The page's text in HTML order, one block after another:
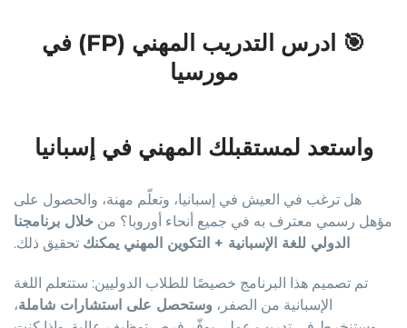
🎯 ادرس التدريب المهني (FP) في
مورسيا
واستعد لمستقبلك المهني في إسبانيا
هل ترغب في العيش في إسبانيا، وتعلّم مهنة، والحصول على
مؤهل رسمي معترف به في جميع أنحاء أوروبا؟ من خلال برنامجنا
الدولي للغة الإسبانية + التكوين المهني يمكنكتحقيق ذلك.
تم تصميم هذا البرنامج خصيصًا للطلاب الدوليين: ستتعلم اللغة
الإسبانية من الصفر، وستحصل على استشارات شاملة،